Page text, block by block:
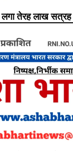
लगा तेरह लाख सत्रह